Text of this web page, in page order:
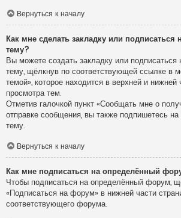
Вернуться к началу
Как мне сделать закладку или подписаться
тему?
Вы можете создать закладку или
тему, щёлкнув по соответствующей ссылке в
темой», которое находится в верхней и нижней
просмотра тем.
Отметив галочкой пункт «Сообщать мне о
отправке сообщения, вы также подпишетесь
тему.
Вернуться к началу
Как мне подписаться на определённый
Чтобы подписаться на определённый форум,
«Подписаться на форум» в нижней части
соответствующего форума.